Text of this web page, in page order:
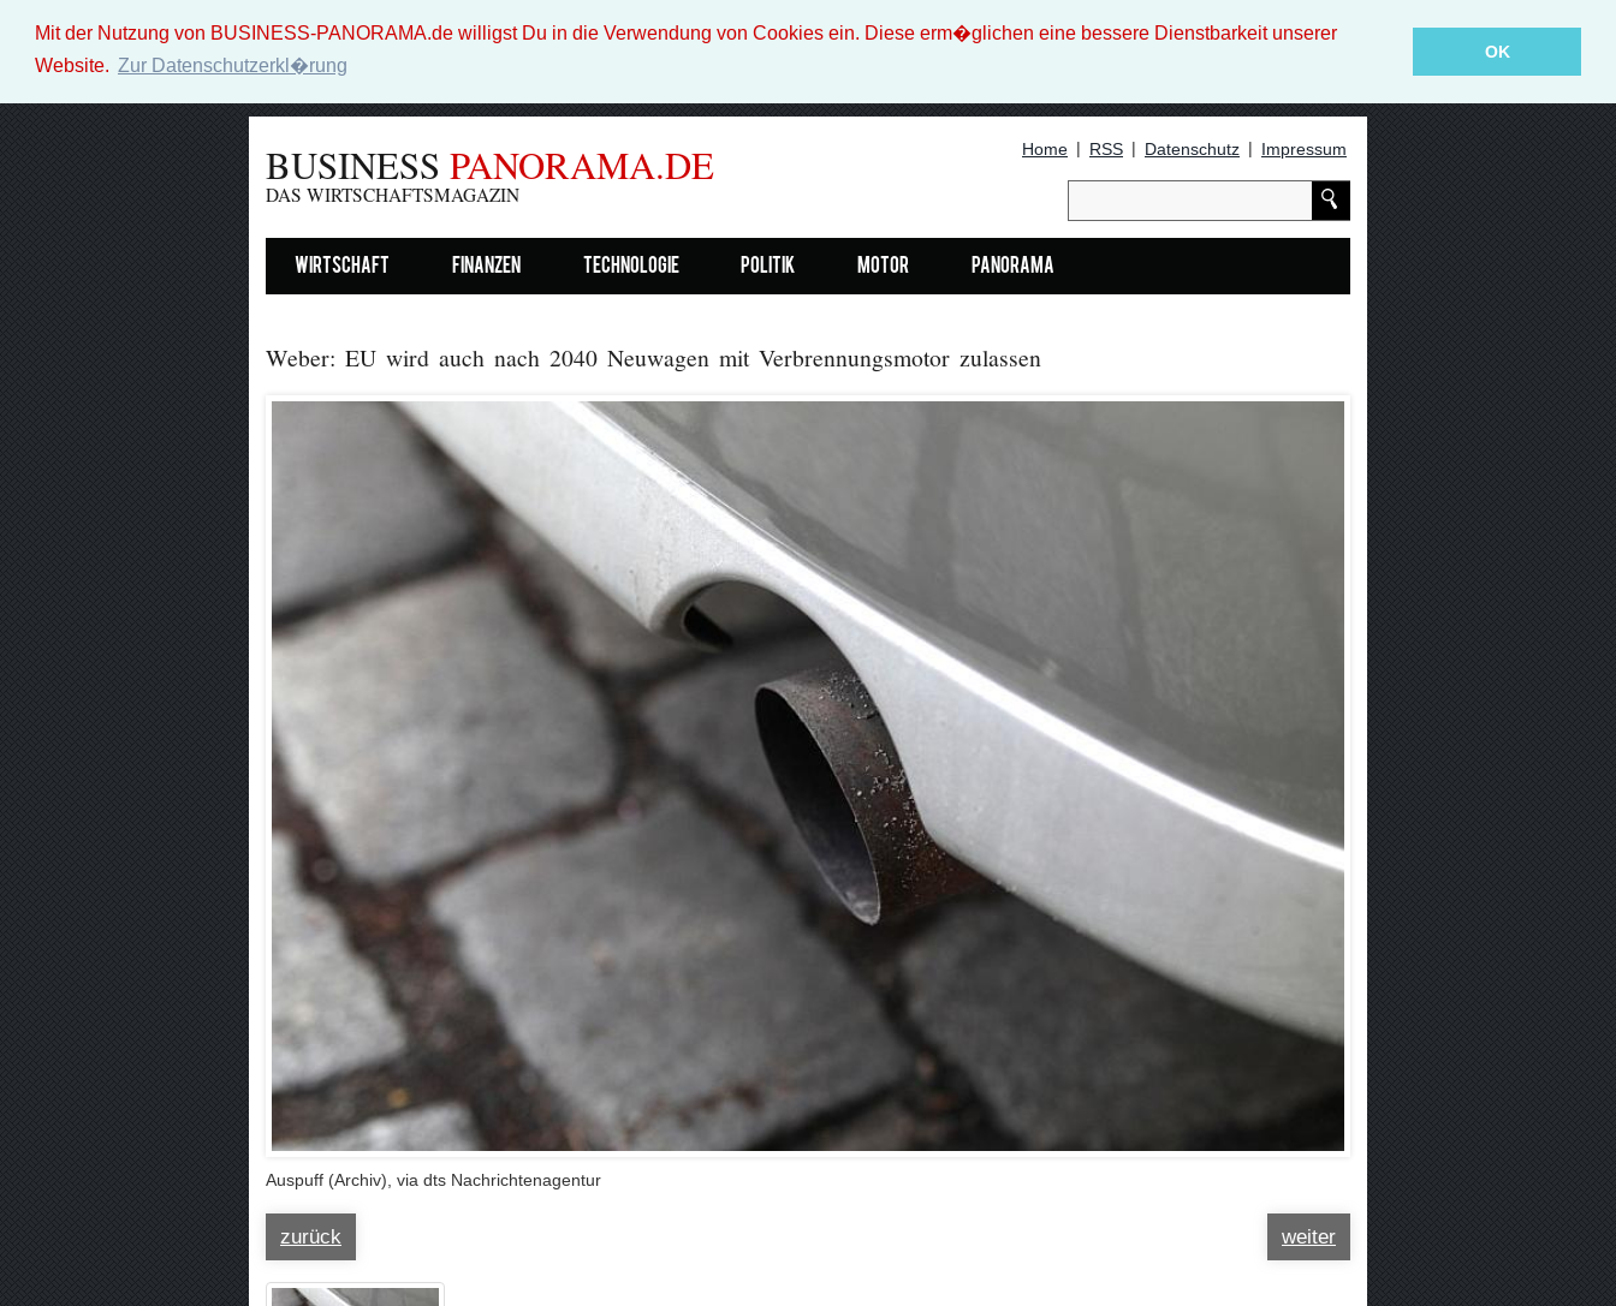
Mit der Nutzung von BUSINESS-PANORAMA.de willigst Du in die Verwendung von Cookies ein. Diese erm�glichen eine bessere Dienstbarkeit unserer
Website. Zur Datenschutzerkl�rung
OK
BUSINESS PANORAMA.DE
DAS WIRTSCHAFTSMAGAZIN
Home | RSS | Datenschutz | Impressum
Wirtschaft Finanzen Technologie Politik Motor Panorama
Weber: EU wird auch nach 2040 Neuwagen mit Verbrennungsmotor zulassen
Auspuff (Archiv), via dts Nachrichtenagentur
zurück weiter